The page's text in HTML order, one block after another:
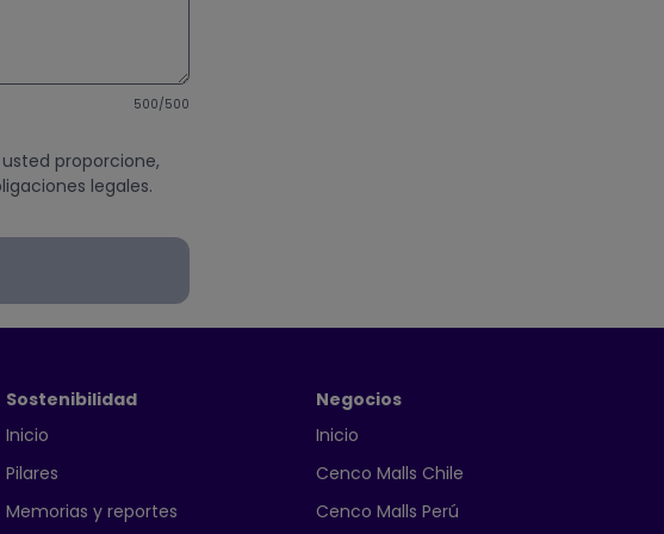
500/500
proporcione,
legales.
Sostenibilidad
Inicio
Pilares
Memorias y reportes
Negocios
Inicio
Cenco Malls Chile
Cenco Malls Perú